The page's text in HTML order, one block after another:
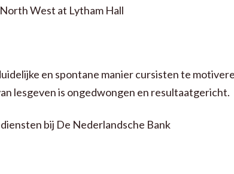
West at Lytham Hall
en spontane manier cursisten te
lesgeven is ongedwongen en resultaatgericht.
bij De Nederlandsche Bank